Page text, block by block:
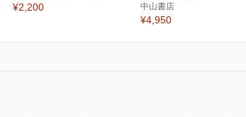
¥2,200
中山書店
¥4,950